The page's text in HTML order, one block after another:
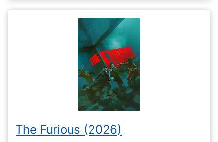
The Furious (2026)